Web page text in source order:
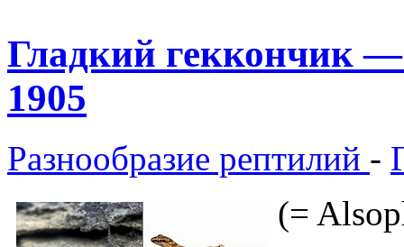
Гладкий геккончик
1905
Разнообразие рептилий -
(=